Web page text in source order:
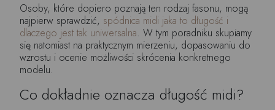
Osoby, które dopiero poznają ten rodzaj fasonu, mogą
najpierw sprawdzić, spódnica midi jaka to długość i
dlaczego jest tak uniwersalna. W tym poradniku skupiamy
się natomiast na praktycznym mierzeniu, dopasowaniu do
wzrostu i ocenie możliwości skrócenia konkretnego
modelu.
Co dokładnie oznacza długość midi?